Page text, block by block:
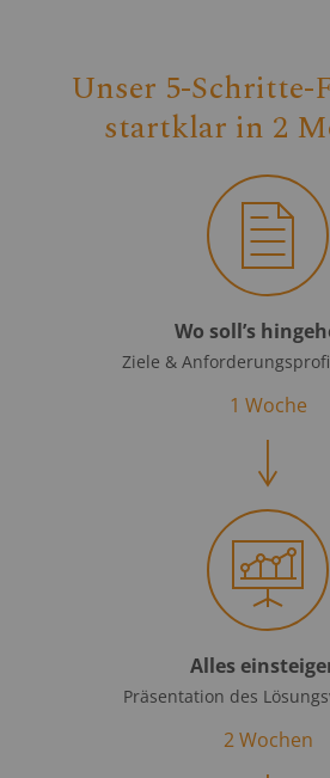
Unser 5-Schritte-
startklar in 2
Wo soll’s
Ziele &
1 Woche
Alles
Präsentation des
2 Wochen